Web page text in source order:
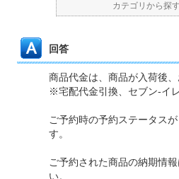
カテゴリから探す
回答
商品代金は、商品が入荷後
※宅配代金引換、セブン-イ
ご予約時の予約ステータス
す。
ご予約された商品の納期情
い。